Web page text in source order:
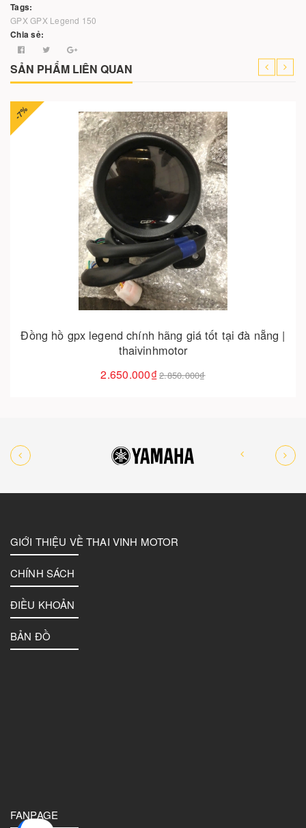
Tags:
GPXGPX Legend 150
Chia sẻ:
SẢN PHẨM LIÊN QUAN
-7%
Đồng hồ gpx legend chính hãng giá tốt tại đà nẵng |
thaivinhmotor
2.650.000₫2.850.000₫
Cho vào giỏ hàng
GIỚI THIỆU VỀ THAI VINH MOTOR
CHÍNH SÁCH
ĐIỀU KHOẢN
BẢN ĐỒ
FANPAGE